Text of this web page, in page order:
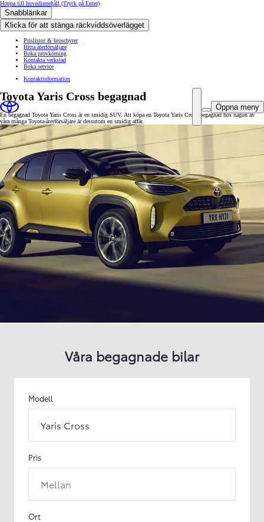
Hoppa till huvudinnehåll (Tryck på Enter)
Snabblänkar
Klicka för att stänga räckviddsöverlägget
Prislistor & broschyrer
Hitta återförsäljare
Boka provkörning
Kontakta verkstad
Boka service
Kontaktinformation
Öppna meny
Toyota Yaris Cross begagnad
En begagnad Toyota Yaris Cross är en smidig SUV. Att köpa en Toyota Yaris Cross begagnad hos någon av
våra många Toyota-återförsäljare är dessutom en smidig affär.
Våra begagnade bilar
Modell
Yaris Cross
Pris
Mellan
Ort